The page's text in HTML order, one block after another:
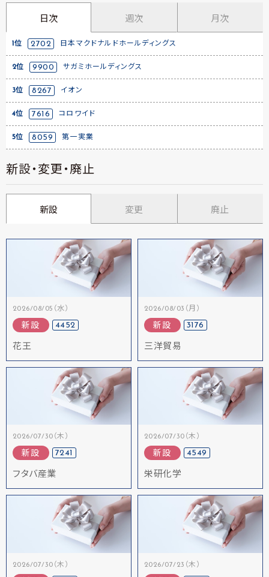
日次 週次 月次
1位 2702 日本マクドナルドホールディングス
2位 9900 サガミホールディングス
3位 8267 イオン
4位 7616 コロワイド
5位 8059 第一実業
新設・変更・廃止
新設 変更 廃止
2026/08/05（水）
新設 4452
花王
2026/08/03（月）
新設 3176
三洋貿易
2026/07/30（木）
新設 7241
フタバ産業
2026/07/30（木）
新設 4549
栄研化学
2026/07/30（木） 2026/07/23（木）